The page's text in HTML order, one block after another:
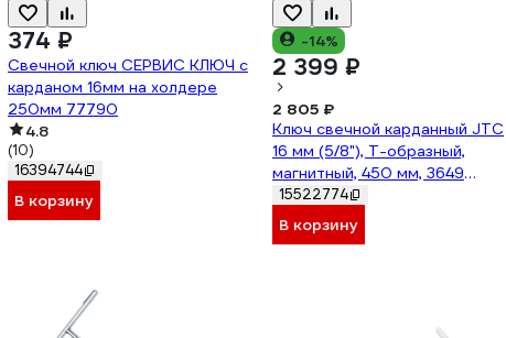
374 ₽
Свечной ключ СЕРВИС КЛЮЧ с
карданом 16мм на холдере
250мм 77790
4.8
(10)
16394744
В корзину
-14%
2 399 ₽
2 805 ₽
Ключ свечной карданный JTC
16 мм (5/8"), Т-образный,
магнитный, 450 мм, 3649
708260
15522774
В корзину